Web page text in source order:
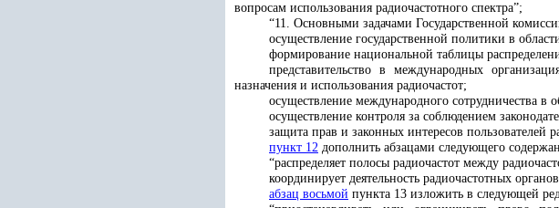
вопросам использования радиочастотного спектра”;
“11. Основными задачами Государственной
осуществление государственной политики в
формирование национальной таблицы
представительство в международных
назначения и использования радиочастот;
осуществление международного сотрудничества в
осуществление контроля за соблюдением
защита прав и законных интересов пользователей
пункт 12 дополнить абзацами следующего
“распределяет полосы радиочастот между
координирует деятельность радиочастотных
абзац восьмой пункта 13 изложить в следующей